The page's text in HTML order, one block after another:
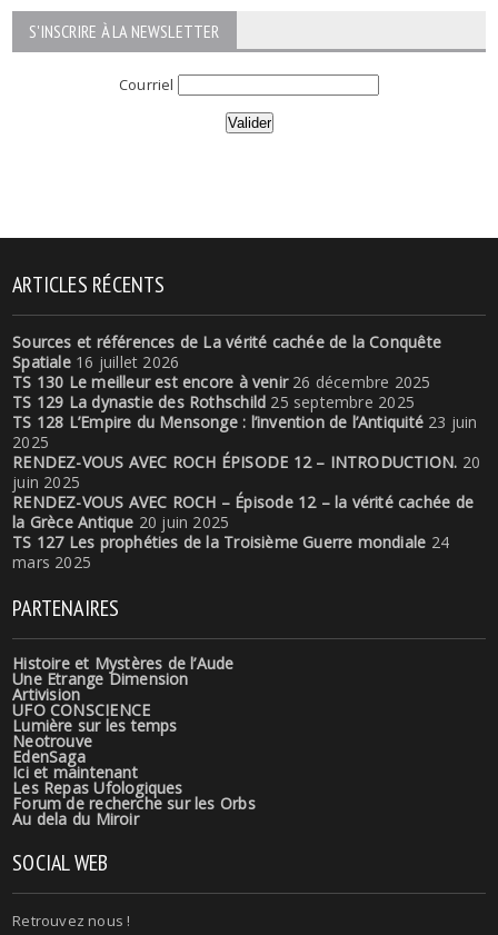
S'INSCRIRE À LA NEWSLETTER
Courriel
ARTICLES RÉCENTS
Sources et références de La vérité cachée de la Conquête
Spatiale 16 juillet 2026
TS 130 Le meilleur est encore à venir 26 décembre 2025
TS 129 La dynastie des Rothschild 25 septembre 2025
TS 128 L’Empire du Mensonge : l’invention de l’Antiquité 23 juin
2025
RENDEZ-VOUS AVEC ROCH ÉPISODE 12 – INTRODUCTION. 20
juin 2025
RENDEZ-VOUS AVEC ROCH – Épisode 12 – la vérité cachée de
la Grèce Antique 20 juin 2025
TS 127 Les prophéties de la Troisième Guerre mondiale 24
mars 2025
PARTENAIRES
Histoire et Mystères de l’Aude
Une Etrange Dimension
Artivision
UFO CONSCIENCE
Lumière sur les temps
Neotrouve
EdenSaga
Ici et maintenant
Les Repas Ufologiques
Forum de recherche sur les Orbs
Au dela du Miroir
SOCIAL WEB
Retrouvez nous !